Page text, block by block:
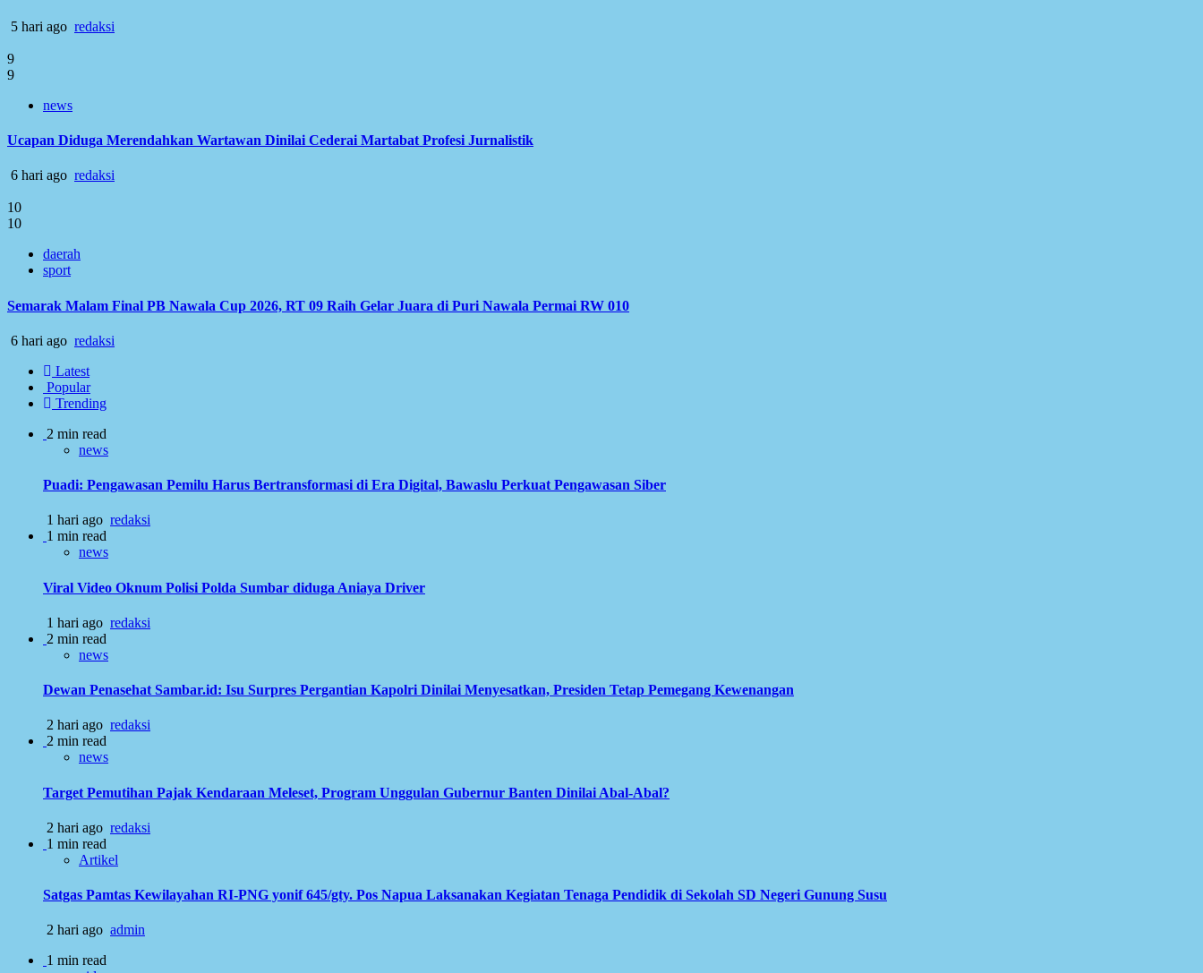
5 hari ago redaksi
9
9
news
Ucapan Diduga Merendahkan Wartawan Dinilai Cederai Martabat Profesi Jurnalistik
6 hari ago redaksi
10
10
daerah
sport
Semarak Malam Final PB Nawala Cup 2026, RT 09 Raih Gelar Juara di Puri Nawala Permai RW 010
6 hari ago redaksi
Latest
Popular
Trending
2 min read
news
Puadi: Pengawasan Pemilu Harus Bertransformasi di Era Digital, Bawaslu Perkuat Pengawasan Siber
1 hari ago redaksi
1 min read
news
Viral Video Oknum Polisi Polda Sumbar diduga Aniaya Driver
1 hari ago redaksi
2 min read
news
Dewan Penasehat Sambar.id: Isu Surpres Pergantian Kapolri Dinilai Menyesatkan, Presiden Tetap Pemegang Kewenangan
2 hari ago redaksi
2 min read
news
Target Pemutihan Pajak Kendaraan Meleset, Program Unggulan Gubernur Banten Dinilai Abal-Abal?
2 hari ago redaksi
1 min read
Artikel
Satgas Pamtas Kewilayahan RI-PNG yonif 645/gty. Pos Napua Laksanakan Kegiatan Tenaga Pendidik di Sekolah SD Negeri Gunung Susu
2 hari ago admin
1 min read